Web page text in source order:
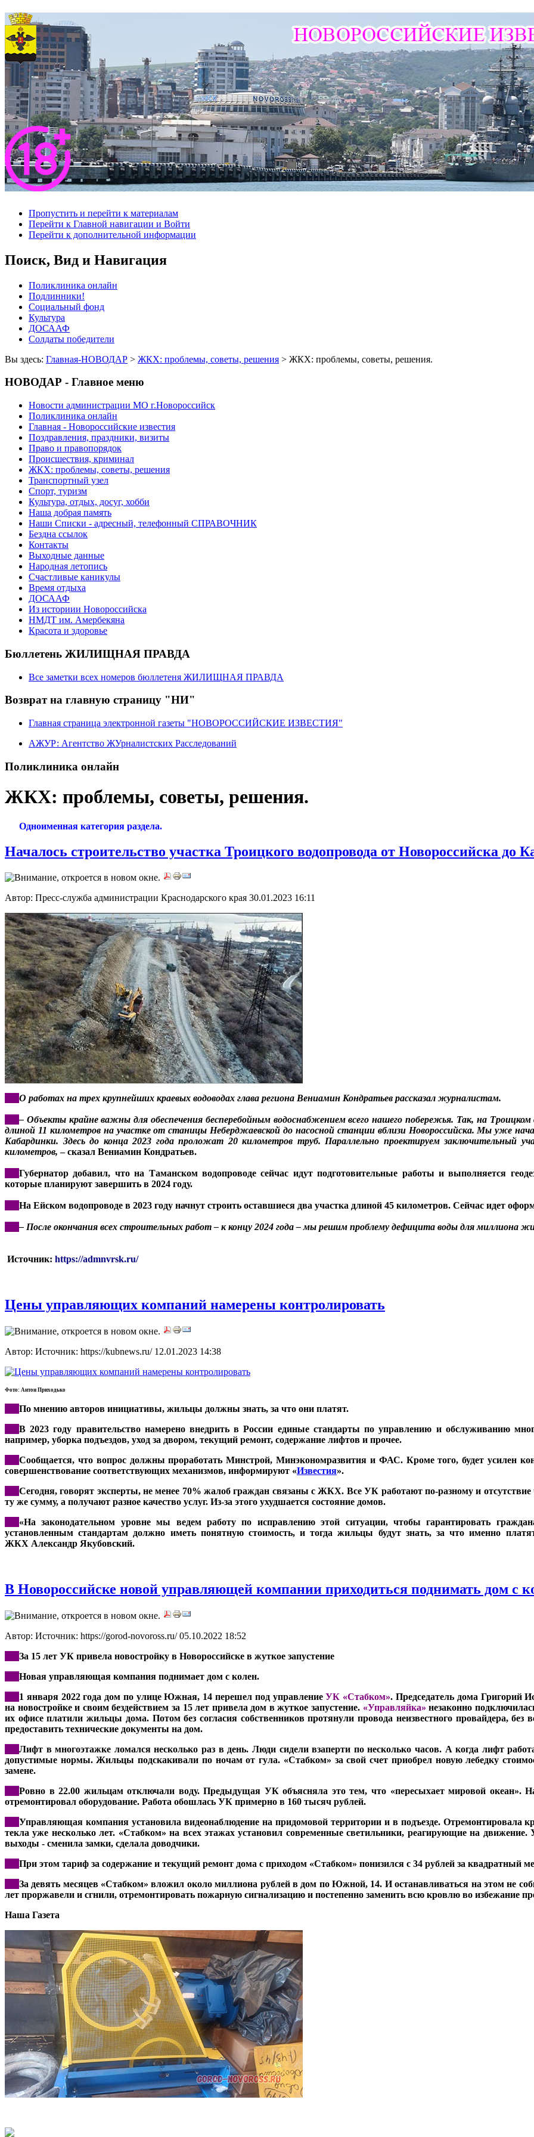
Пропустить и перейти к материалам
Перейти к Главной навигации и Войти
Перейти к дополнительной информации
Поиск, Вид и Навигация
Поликлиника онлайн
Подлинники!
Социальный фонд
Культура
ДОСААФ
Солдаты победители
Вы здесь: Главная-НОВОДАР > ЖКХ: проблемы, советы, решения > ЖКХ: проблемы, советы, решения.
НОВОДАР - Главное меню
Новости администрации МО г.Новороссийск
Поликлиника онлайн
Главная - Новороссийские известия
Поздравления, праздники, визиты
Право и правопорядок
Происшествия, криминал
ЖКХ: проблемы, советы, решения
Транспортный узел
Спорт, туризм
Культура, отдых, досуг, хобби
Наша добрая память
Наши Списки - адресный, телефонный СПРАВОЧНИК
Бездна ссылок
Контакты
Выходные данные
Народная летопись
Счастливые каникулы
Время отдыха
ДОСААФ
Из историии Новороссийска
НМДТ им. Амербекяна
Красота и здоровье
Бюллетень ЖИЛИЩНАЯ ПРАВДА
Все заметки всех номеров бюллетеня ЖИЛИЩНАЯ ПРАВДА
Возврат на главную страницу "НИ"
Главная страница электронной газеты "НОВОРОССИЙСКИЕ ИЗВЕСТИЯ"
АЖУР: Агентство ЖУрналистских Расследований
Поликлиника онлайн
ЖКХ: проблемы, советы, решения.
Одноименная категория раздела.
Началось строительство участка Троицкого водопровода от Новороссийска до
Автор: Пресс-служба администрации Краснодарского края 30.01.2023 16:11
О работах на трех крупнейших краевых водоводах глава региона Вениамин Кондратьев рассказал журналистам.
***– Объекты крайне важны для обеспечения бесперебойным водоснабжением всего нашего побережья. Так, на Троицком
длиной 11 километров на участке от станицы Неберджаевской до насосной станции вблизи Новороссийска. Мы уже
Кабардинки. Здесь до конца 2023 года проложат 20 километров труб. Параллельно проектируем заключительный
километров, – сказал Вениамин Кондратьев.
Губернатор добавил, что на Таманском водопроводе сейчас идут подготовительные работы и выполняется
которые планируют завершить в 2024 году.
На Ейском водопроводе в 2023 году начнут строить оставшиеся два участка длиной 45 километров. Сейчас идет
***– После окончания всех строительных работ – к концу 2024 года – мы решим проблему дефицита воды для миллиона
Источник: https://admnvrsk.ru/
Цены управляющих компаний намерены контролировать
Автор: Источник: https://kubnews.ru/ 12.01.2023 14:38
Фото: Антон Приходько
По мнению авторов инициативы, жильцы должны знать, за что они платят.
В 2023 году правительство намерено внедрить в России единые стандарты по управлению и обслуживанию
например, уборка подъездов, уход за двором, текущий ремонт, содержание лифтов и прочее.
Сообщается, что вопрос должны проработать Минстрой, Минэкономразвития и ФАС. Кроме того, будет усилен
совершенствование соответствующих механизмов, информируют «Известия».
Сегодня, говорят эксперты, не менее 70% жалоб граждан связаны с ЖКХ. Все УК работают по-разному и
ту же сумму, а получают разное качество услуг. Из-за этого ухудшается состояние домов.
«На законодательном уровне мы ведем работу по исправлению этой ситуации, чтобы гарантировать
установленным стандартам должно иметь понятную стоимость, и тогда жильцы будут знать, за что именно
ЖКХ Александр Якубовский.
В Новороссийске новой управляющей компании приходиться поднимать дом с
Автор: Источник: https://gorod-novoross.ru/05.10.2022 18:52
За 15 лет УК привела новостройку в Новороссийске в жуткое запустение
Новая управляющая компания поднимает дом с колен.
1 января 2022 года дом по улице Южная, 14 перешел под управлениеУК «Стабком». Председатель дома Григорий
на новостройке и своим бездействием за 15 лет привела дом в жуткое запустение. «Управляйка» незаконно
их офисе платили жильцы дома. Потом без согласия собственников протянули провода неизвестного провайдера,
предоставить технические документы на дом.
Лифт в многоэтажке ломался несколько раз в день. Люди сидели взаперти по несколько часов. А когда лифт
допустимые нормы. Жильцы подскакивали по ночам от гула. «Стабком» за свой счет приобрел новую лебедку
замене.
Ровно в 22.00 жильцам отключали воду. Предыдущая УК объясняла это тем, что «пересыхает мировой океан».
отремонтировал оборудование. Работа обошлась УК примерно в 160 тысяч рублей.
Управляющая компания установила видеонаблюдение на придомовой территории и в подъезде.
текла уже несколько лет. «Стабком» на всех этажах установил современные светильники, реагирующие на
выходы - сменила замки, сделала доводчики.
При этом тариф за содержание и текущий ремонт дома с приходом «Стабком» понизился с 34 рублей за квадратный
За девять месяцев «Стабком» вложил около миллиона рублей в дом по Южной, 14. И останавливаться на этом не
лет проржавели и сгнили, отремонтировать пожарную сигнализацию и постепенно заменить всю кровлю во избежание
Наша Газета